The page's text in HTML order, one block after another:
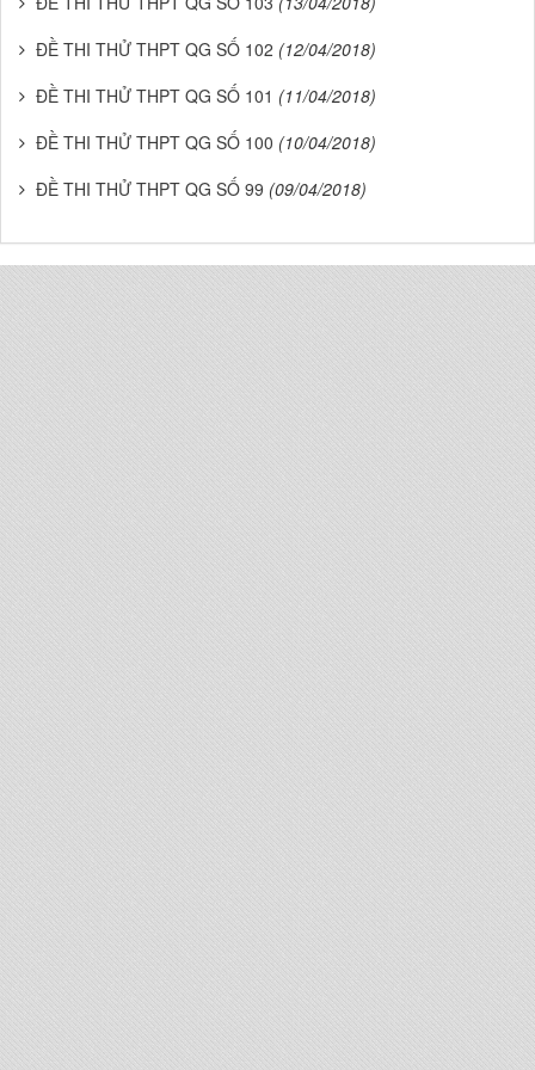
ĐỀ THI THỬ THPT QG SỐ 102 (12/04/2018)
ĐỀ THI THỬ THPT QG SỐ 101 (11/04/2018)
ĐỀ THI THỬ THPT QG SỐ 100 (10/04/2018)
ĐỀ THI THỬ THPT QG SỐ 99 (09/04/2018)